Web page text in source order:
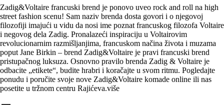
Zadig&Voltaire francuski brend je ponovo uveo rock and roll na high
street fashion scenu! Sam naziv brenda dosta govori i o njegovoj
filozofiji imajući u vidu da nosi ime poznat francuskog filozofa Voltaire
i negovog dela Zadig. Pronalazeći inspiraciju u Voltairovim
revolucionarnim razmišljanjima, francuskom načina života i muzama
poput Jane Birkin – brend Zadig&Voltaire je pravi francuski brend
pristupačnog luksuza. Osnovno pravilo brenda Zadig & Voltaire je
odbacite „etikete“, budite hrabri i koračajte u svom ritmu. Pogledajte
ponudu i poručite svoje nove Zadig&Voltaire komade online ili nas
posetite u tržnom centru Rajićeva.više